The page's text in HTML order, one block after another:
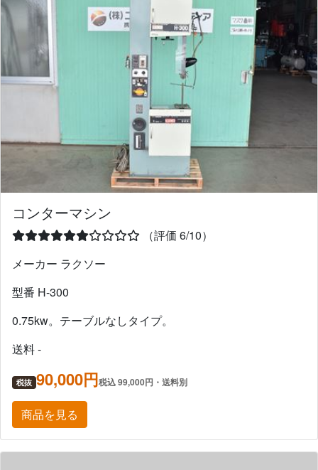
コンターマシン
（評価 6/10）
メーカー ラクソー
型番 H-300
0.75kw。テーブルなしタイプ。
送料 -
税抜 90,000円税込 99,000円・送料別
商品を見る